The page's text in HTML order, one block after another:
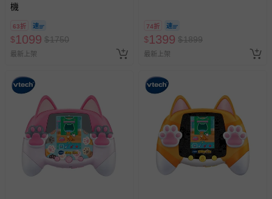
機
63折
$1099 $1750
最新上架
74折
$1399 $1899
最新上架